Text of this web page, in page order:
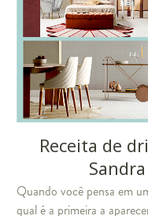
Receita de
Quando você pensa em
qual é a primeira a